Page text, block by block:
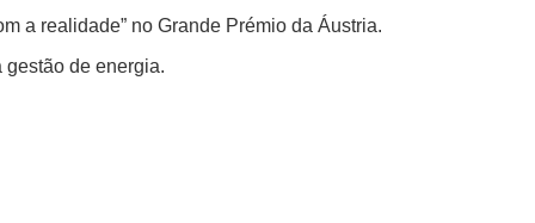
a realidade” no Grande Prémio da Áustria.
de energia.